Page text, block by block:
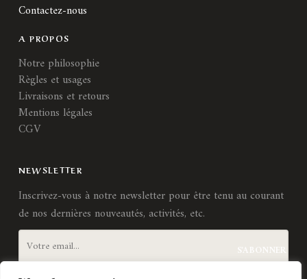
Contactez-nous
A PROPOS
Notre philosophie
Règles et usages
Livraisons et retours
Mentions légales
CGV
NEWSLETTER
Inscrivez-vous à notre newsletter pour être tenu au courant
de nos dernières nouveautés, activités, etc.